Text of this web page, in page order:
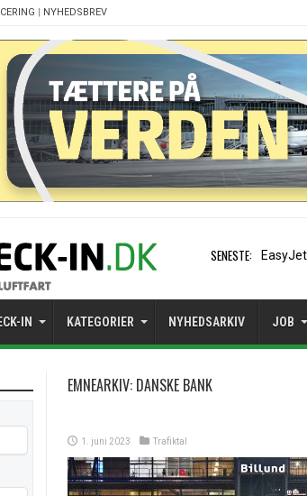
| NYHEDSBREV
SENESTE: Air
IN KATEGORIER NYHEDSARKIV JOB
EMNEARKIV: DANSKE BANK
1. juni 2023 Trafiktal